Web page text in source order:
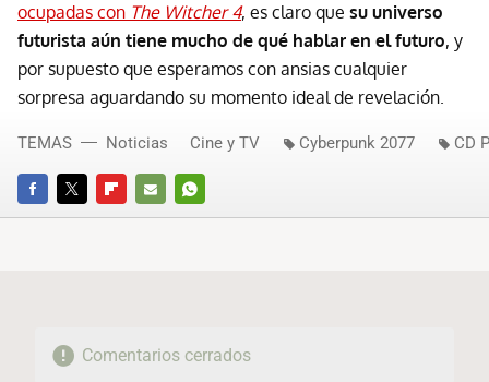
ocupadas con The Witcher 4, es claro que su universo
futurista aún tiene mucho de qué hablar en el futuro, y
por supuesto que esperamos con ansias cualquier
sorpresa aguardando su momento ideal de revelación.
FACEBOOKTWITTERFLIPBOARD
E-
WHATSAPP
TEMAS Noticias Cine y TV Cyberpunk 2077 CD
Comentarios cerrados